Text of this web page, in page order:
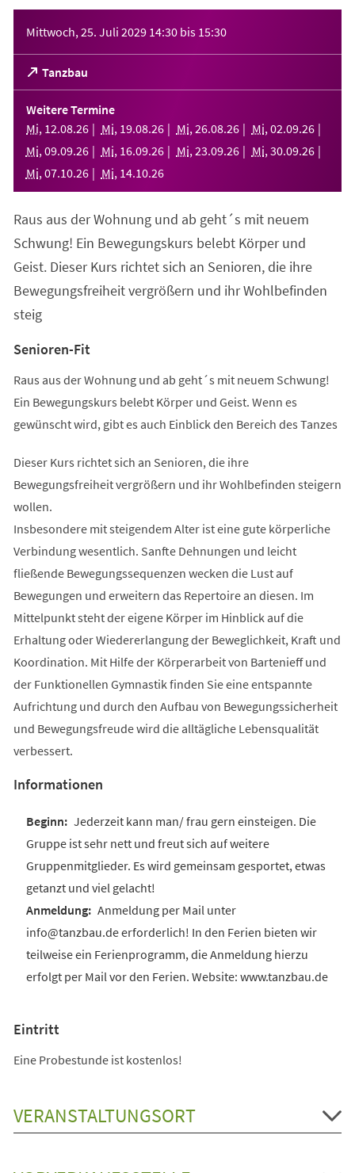
Mittwoch, 25. Juli 2029 14:30 bis 15:30
Tanzbau
(Öffnet
in
einem
neuen
Tab)
Weitere Termine
Mi, 12.08.26 Mi, 19.08.26 Mi, 26.08.26 Mi, 02.09.26
Mi, 09.09.26 Mi, 16.09.26 Mi, 23.09.26 Mi, 30.09.26
Mi, 07.10.26 Mi, 14.10.26
Raus aus der Wohnung und ab geht´s mit neuem
Schwung! Ein Bewegungskurs belebt Körper und
Geist. Dieser Kurs richtet sich an Senioren, die ihre
Bewegungsfreiheit vergrößern und ihr Wohlbefinden
steig
Senioren-Fit
Raus aus der Wohnung und ab geht´s mit neuem Schwung!
Ein Bewegungskurs belebt Körper und Geist. Wenn es
gewünscht wird, gibt es auch Einblick den Bereich des Tanzes
Dieser Kurs richtet sich an Senioren, die ihre
Bewegungsfreiheit vergrößern und ihr Wohlbefinden steigern
wollen.
Insbesondere mit steigendem Alter ist eine gute körperliche
Verbindung wesentlich. Sanfte Dehnungen und leicht
fließende Bewegungssequenzen wecken die Lust auf
Bewegungen und erweitern das Repertoire an diesen. Im
Mittelpunkt steht der eigene Körper im Hinblick auf die
Erhaltung oder Wiedererlangung der Beweglichkeit, Kraft und
Koordination. Mit Hilfe der Körperarbeit von Bartenieff und
der Funktionellen Gymnastik finden Sie eine entspannte
Aufrichtung und durch den Aufbau von Bewegungssicherheit
und Bewegungsfreude wird die alltägliche Lebensqualität
verbessert.
Informationen
Jederzeit kann man/ frau gern einsteigen. Die
Gruppe ist sehr nett und freut sich auf weitere
Gruppenmitglieder. Es wird gemeinsam gesportet, etwas
getanzt und viel gelacht!
Anmeldung per Mail unter
info@tanzbau.de erforderlich! In den Ferien bieten wir
teilweise ein Ferienprogramm, die Anmeldung hierzu
erfolgt per Mail vor den Ferien. Website: www.tanzbau.de
Eintritt
Eine Probestunde ist kostenlos!
VERANSTALTUNGSORT